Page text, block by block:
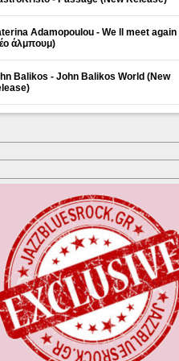
Adamopoulou - We ll meet again
άλμπουμ)
Balikos - John Balikos World (New